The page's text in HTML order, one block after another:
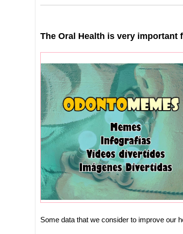
The Oral Health is very
Some data that we consider to improve our